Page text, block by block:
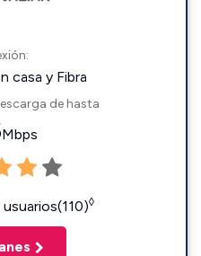
casa y Fibra
de hasta
Mbps
◊